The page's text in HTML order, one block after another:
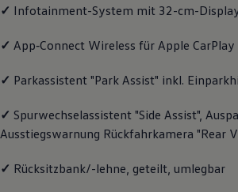
✓ Infotainment-System mit 32-cm-
✓ App‑Connect Wireless für Apple CarPlay
✓ Parkassistent "Park Assist" inkl.
✓ Spurwechselassistent "Side Assist",
Ausstiegswarnung Rückfahrkamera "Rear
✓ Rücksitzbank/-lehne, geteilt, umlegbar